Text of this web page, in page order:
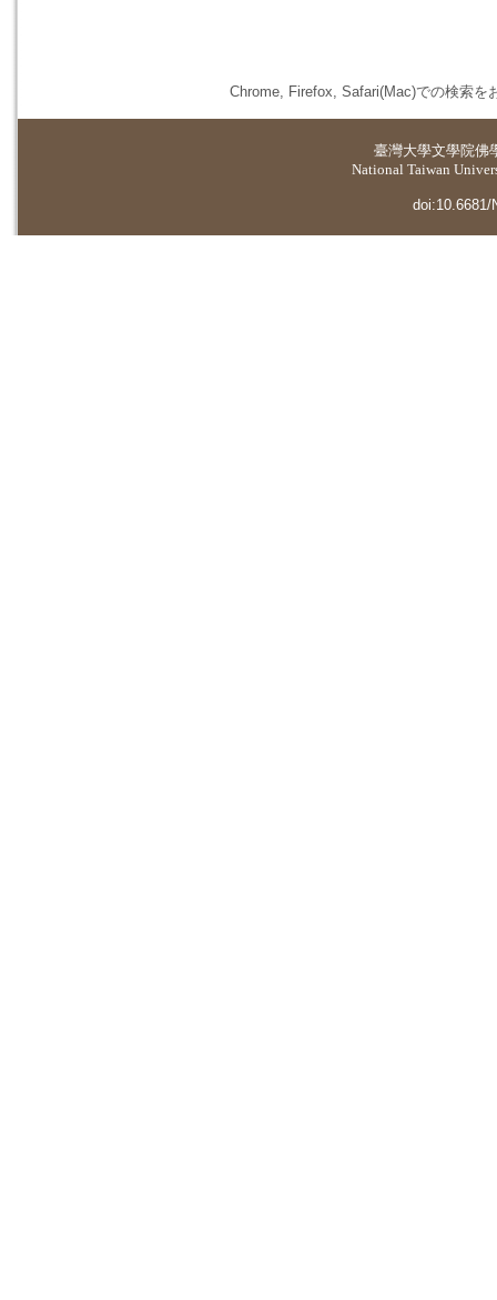
Chrome, Firefox, Safari(Mac)での検索を
臺灣大學文學院佛
National Taiwan
doi:10.6681/